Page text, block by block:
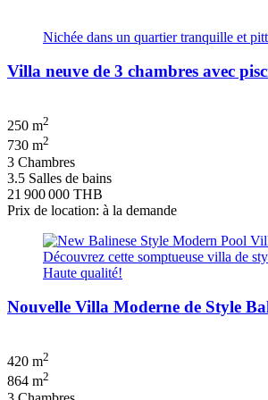
Nichée dans un quartier tranquille et
Villa neuve de 3 chambres avec
250 m2
730 m2
3 Chambres
3.5 Salles de bains
21 900 000 THB
Prix de location: à la demande
Découvrez cette somptueuse villa de
Haute qualité!
Nouvelle Villa Moderne de Style
420 m2
864 m2